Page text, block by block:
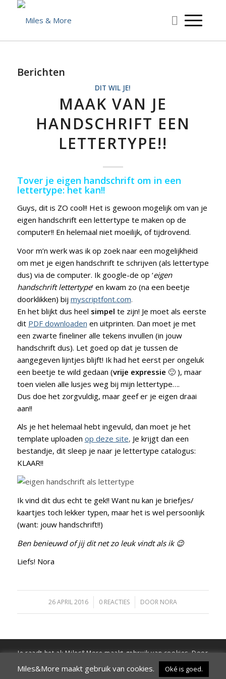
Berichten
DIT WIL JE!
MAAK VAN JE
HANDSCHRIFT EEN
LETTERTYPE!!
Tover je eigen handschrift om in een
lettertype: het kan!!
Guys, dit is ZO cool!! Het is gewoon mogelijk om van je
eigen handschrift een lettertype te maken op de
computer!! En helemaal niet moeilijk, of tijdrovend.
Voor m’n werk was ik op zoek naar een mogelijkheid
om met je eigen handschrift te schrijven (als lettertype
dus) via de computer. Ik google-de op ‘eigen
handschrift lettertype‘ en kwam zo (na een beetje
doorklikken) bij myscriptfont.com.
En het blijkt dus heel simpel te zijn! Je moet als eerste
dit PDF downloaden en uitprinten. Dan moet je met
een zwarte fineliner alle tekens invullen (in jouw
handschrift dus). Let goed op dat je tussen de
aangegeven lijntjes blijft! Ik had het eerst per ongeluk
een beetje te wild gedaan (vrije expressie 🙂 ), maar
toen vielen alle lusjes weg bij mijn lettertype….
Dus doe het zorgvuldig, maar geef er je eigen draai
aan!!
Als je het helemaal hebt ingevuld, dan moet je het
template uploaden op deze site, Je krijgt dan een
bestandje, dit sleep je naar je lettertype catalogus:
KLAAR!!
Ik vind dit dus echt te gek!! Want nu kan je briefjes/
kaartjes toch lekker typen, maar het is wel persoonlijk
(want: jouw handschrift!!)
Ben benieuwd of jij dit net zo leuk vindt als ik 😉
Liefs! Nora
26 APRIL 2016
/ 0 REACTIES
/ DOOR NORA
Je raadt het al: Miles&More maakt gebruik van cookies. Door
verder te surfen op de site ga je hiermee akkoord
Miles&More maakt gebruik van cookies. Oké is goed.